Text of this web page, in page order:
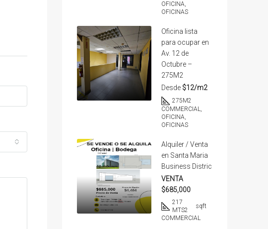
OFICINA,
OFICINAS
Oficina lista
para ocupar en
Av. 12 de
Octubre –
275M2
Desde $12/m2
275M2
COMMERCIAL,
OFICINA,
OFICINAS
Alquiler / Venta
en Santa Maria
Business Distric
VENTA
$685,000
217
MTS2
sqft
COMMERCIAL